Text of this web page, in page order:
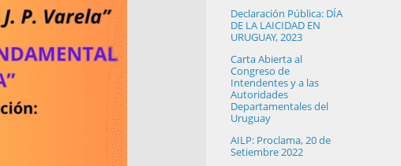
Declaración Pública: DÍA
DE LA LAICIDAD EN
URUGUAY, 2023
Carta Abierta al
Congreso de
Intendentes y a las
Autoridades
Departamentales del
Uruguay
AILP: Proclama, 20 de
Setiembre 2022